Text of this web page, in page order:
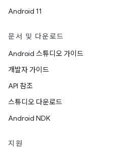
Android 11
문서 및 다운로드
Android 스튜디오 가이드
개발자 가이드
API 참조
스튜디오 다운로드
Android NDK
지원